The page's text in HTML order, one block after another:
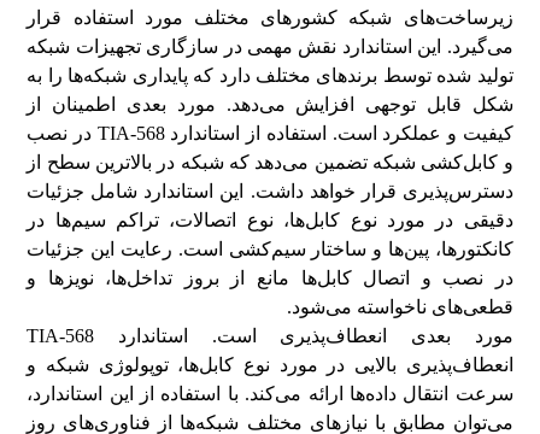
زیرساخت‌های شبکه کشورهای مختلف مورد استفاده قرار
می‌گیرد. این استاندارد نقش مهمی در سازگاری تجهیزات شبکه
تولید شده توسط برندهای مختلف دارد که پایداری شبکه‌ها را به
شکل قابل توجهی افزایش می‌دهد. مورد بعدی اطمینان از
کیفیت و عملکرد است. استفاده از استاندارد TIA-568 در نصب
و کابل‌کشی شبکه تضمین می‌دهد که شبکه در بالاترین سطح از
دسترس‌پذیری قرار خواهد داشت. این استاندارد شامل جزئیات
دقیقی در مورد نوع کابل‌ها، نوع اتصالات، تراکم سیم‌ها در
کانکتورها، پین‌ها و ساختار سیم‌کشی است. رعایت این جزئیات
در نصب و اتصال کابل‌ها مانع از بروز تداخل‌ها، نویزها و
قطعی‌های ناخواسته می‌شود.
مورد بعدی انعطاف‌پذیری است. استاندارد TIA-568
انعطاف‌پذیری بالایی در مورد نوع کابل‌ها، توپولوژی شبکه و
سرعت‌ انتقال داده‌ها ارائه می‌کند. با استفاده از این استاندارد،
می‌توان مطابق با نیازهای مختلف شبکه‌ها از فناوری‌های روز